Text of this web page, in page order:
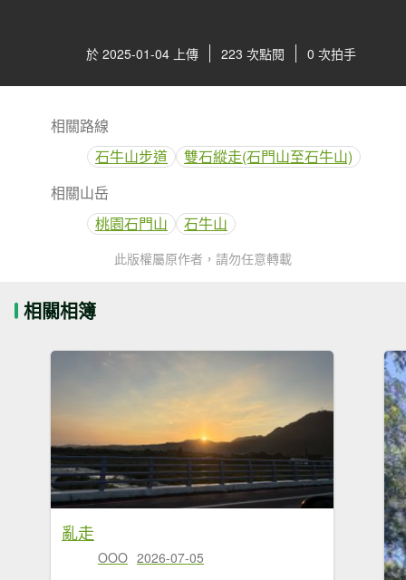
於 2025-01-04 上傳 223 次點閱 0 次拍手
相關路線
石牛山步道
雙石縱走(石門山至石牛山)
相關山岳
桃園石門山
石牛山
此版權屬原作者，請勿任意轉載
相關相簿
亂走
OOO 2026-07-05